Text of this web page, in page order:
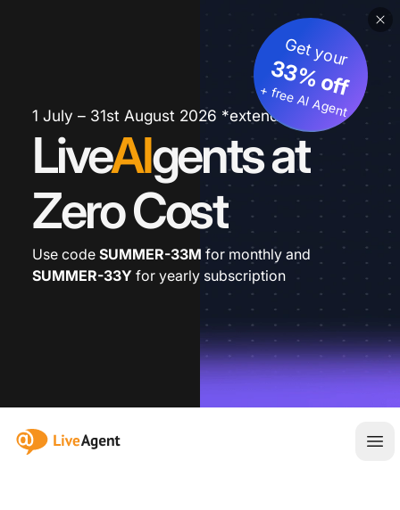
1 July – 31st August 2026 *extended
LiveAIgents at
Zero Cost
Get your
33% off
+ free AI Agent
Use code SUMMER-33M for monthly and
SUMMER-33Y for yearly subscription
:site.title